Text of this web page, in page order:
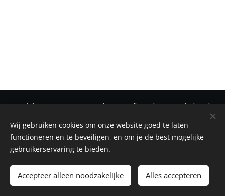
Toevoegen aan de winkelwagen
Copyright 2025 Immonetwerk vzw - Alle rechten voorbehouden
Privacy-Disclaimer-Cookiebeleid Cookies
Wij gebruiken cookies om onze website goed te laten
functioneren en te beveiligen, en om je de best mogelijke
gebruikerservaring te bieden.
Accepteer alleen noodzakelijke Alles accepteren